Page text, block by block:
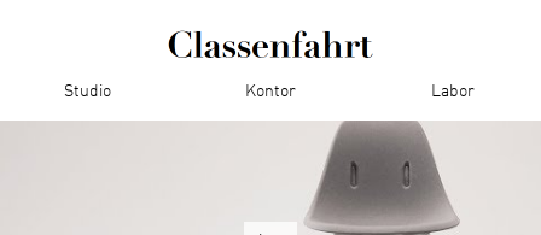
Studio Kontor Labor